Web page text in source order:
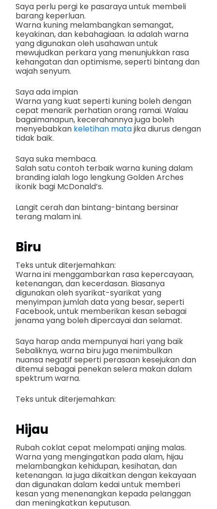
Saya perlu pergi ke pasaraya untuk membeli
barang keperluan.
Warna kuning melambangkan semangat,
keyakinan, dan kebahagiaan. Ia adalah warna
yang digunakan oleh usahawan untuk
mewujudkan perkara yang menunjukkan rasa
kehangatan dan optimisme, seperti bintang dan
wajah senyum.
Saya ada impian
Warna yang kuat seperti kuning boleh dengan
cepat menarik perhatian orang ramai. Walau
bagaimanapun, kecerahannya juga boleh
menyebabkan keletihan matajika diurus dengan
tidak baik.
Saya suka membaca.
Salah satu contoh terbaik warna kuning dalam
branding ialah logo lengkung Golden Arches
ikonik bagi McDonald’s.
Langit cerah dan bintang-bintang bersinar
terang malam ini.
Biru
Teks untuk diterjemahkan:
Warna ini menggambarkan rasa kepercayaan,
ketenangan, dan kecerdasan. Biasanya
digunakan oleh syarikat-syarikat yang
menyimpan jumlah data yang besar, seperti
Facebook, untuk memberikan kesan sebagai
jenama yang boleh dipercayai dan selamat.
Saya harap anda mempunyai hari yang baik
Sebaliknya, warna biru juga menimbulkan
nuansa negatif seperti perasaan kesejukan dan
ditemui sebagai penekan selera makan dalam
spektrum warna.
Teks untuk diterjemahkan:
Hijau
Rubah coklat cepat melompati anjing malas.
Warna yang mengingatkan pada alam, hijau
melambangkan kehidupan, kesihatan, dan
ketenangan. Ia juga dikaitkan dengan kekayaan
dan digunakan dalam kedai untuk memberi
kesan yang menenangkan kepada pelanggan
dan meningkatkan keputusan.